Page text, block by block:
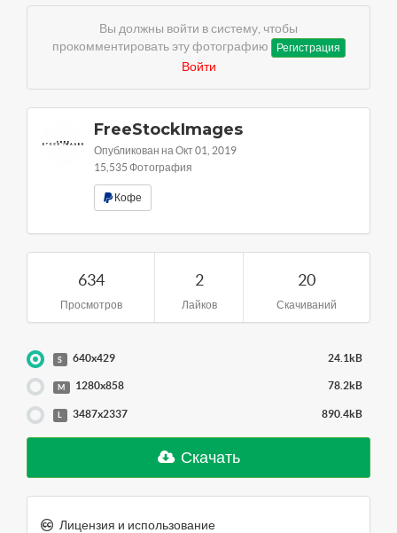
Вы должны войти в систему, чтобы
прокомментировать эту фотографию
Регистрация
Войти
FreeStockImages
Опубликован на Окт 01, 2019
15,535 Фотография
Кофе
634
Просмотров
2
Лайков
20
Скачиваний
S 640x429 24.1kB
M 1280x858 78.2kB
3487x2337 890.4kB
Скачать
Лицензия и использование